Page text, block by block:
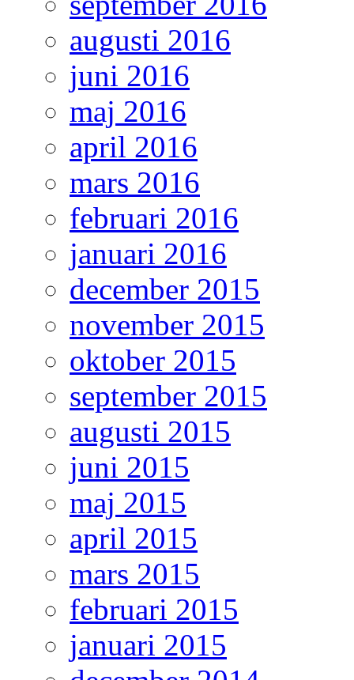
augusti 2016
juni 2016
maj 2016
april 2016
mars 2016
februari 2016
januari 2016
december 2015
november 2015
oktober 2015
september 2015
augusti 2015
juni 2015
maj 2015
april 2015
mars 2015
februari 2015
januari 2015